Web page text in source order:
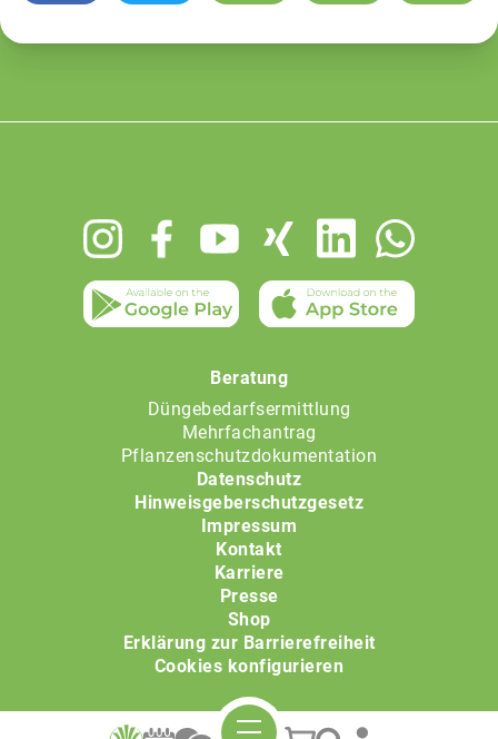
Beratung
Düngebedarfsermittlung
Mehrfachantrag
Pflanzenschutzdokumentation
Datenschutz
Hinweisgeberschutzgesetz
Impressum
Kontakt
Karriere
Presse
Shop
Erklärung zur Barrierefreiheit
Cookies konfigurieren